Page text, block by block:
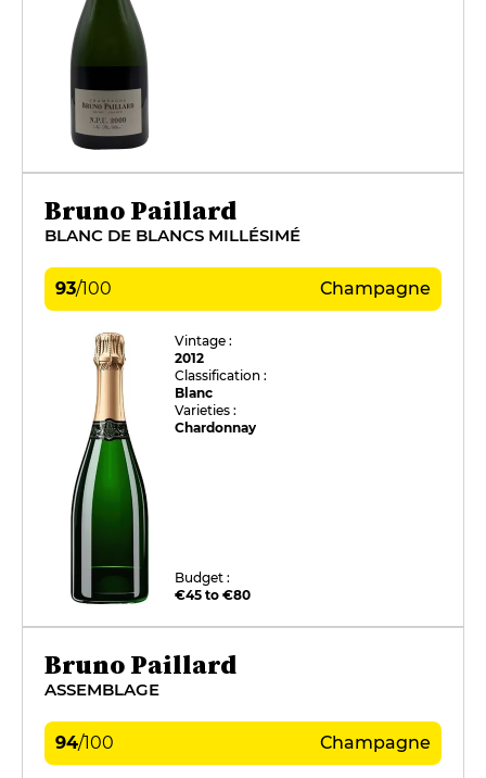
Bruno Paillard
BLANC DE BLANCS MILLÉSIMÉ
93/100 Champagne
Vintage :
2012
Classification :
Blanc
Varieties :
Chardonnay
Budget :
€45 to €80
Bruno Paillard
ASSEMBLAGE
94/100 Champagne